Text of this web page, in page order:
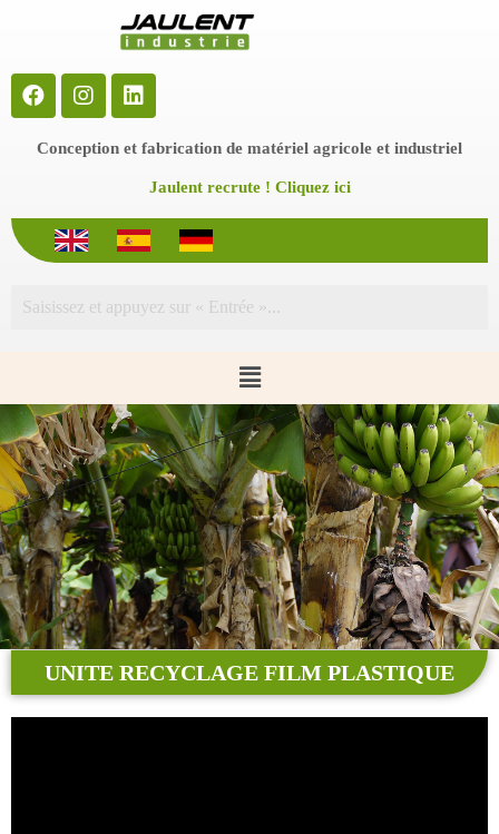
e
r
n
e
u
Conception et fabrication de matériel agricole et industriel
Jaulent recrute ! Cliquez ici
UNITE RECYCLAGE FILM PLASTIQUE